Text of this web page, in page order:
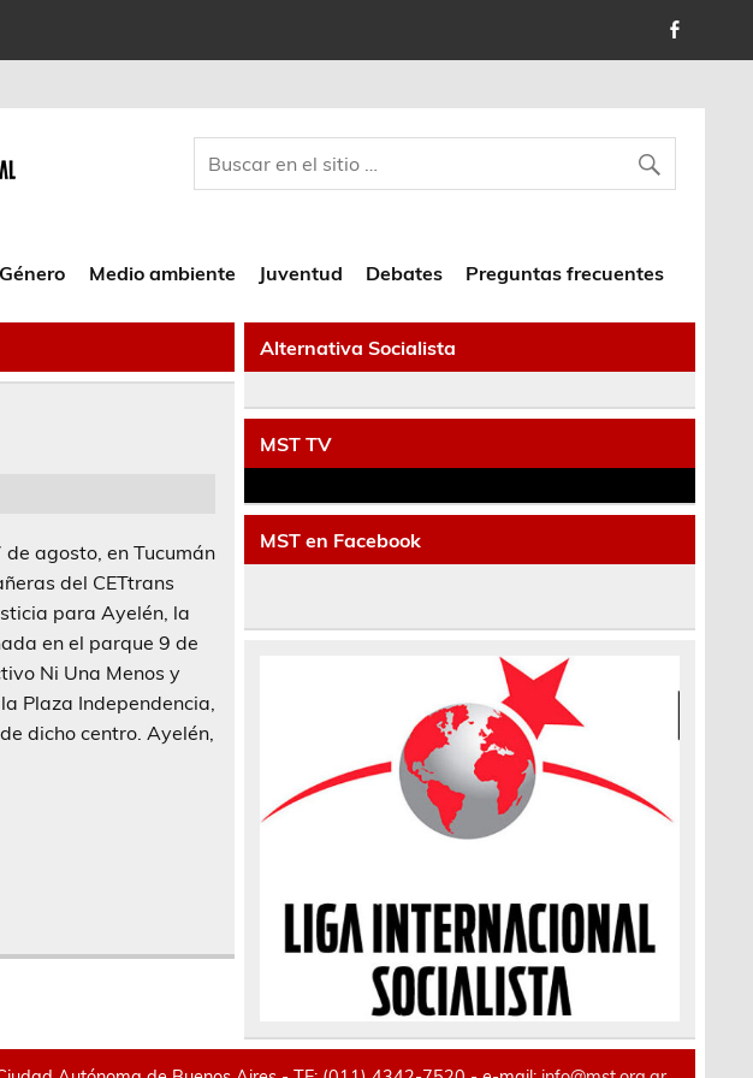
Género Medio ambiente Juventud Debates Preguntas frecuentes
agosto, en Tucumán
del CETtrans
para Ayelén, la
en el parque 9 de
Ni Una Menos y
Plaza Independencia,
dicho centro. Ayelén,
Alternativa Socialista
MST TV
MST en Facebook